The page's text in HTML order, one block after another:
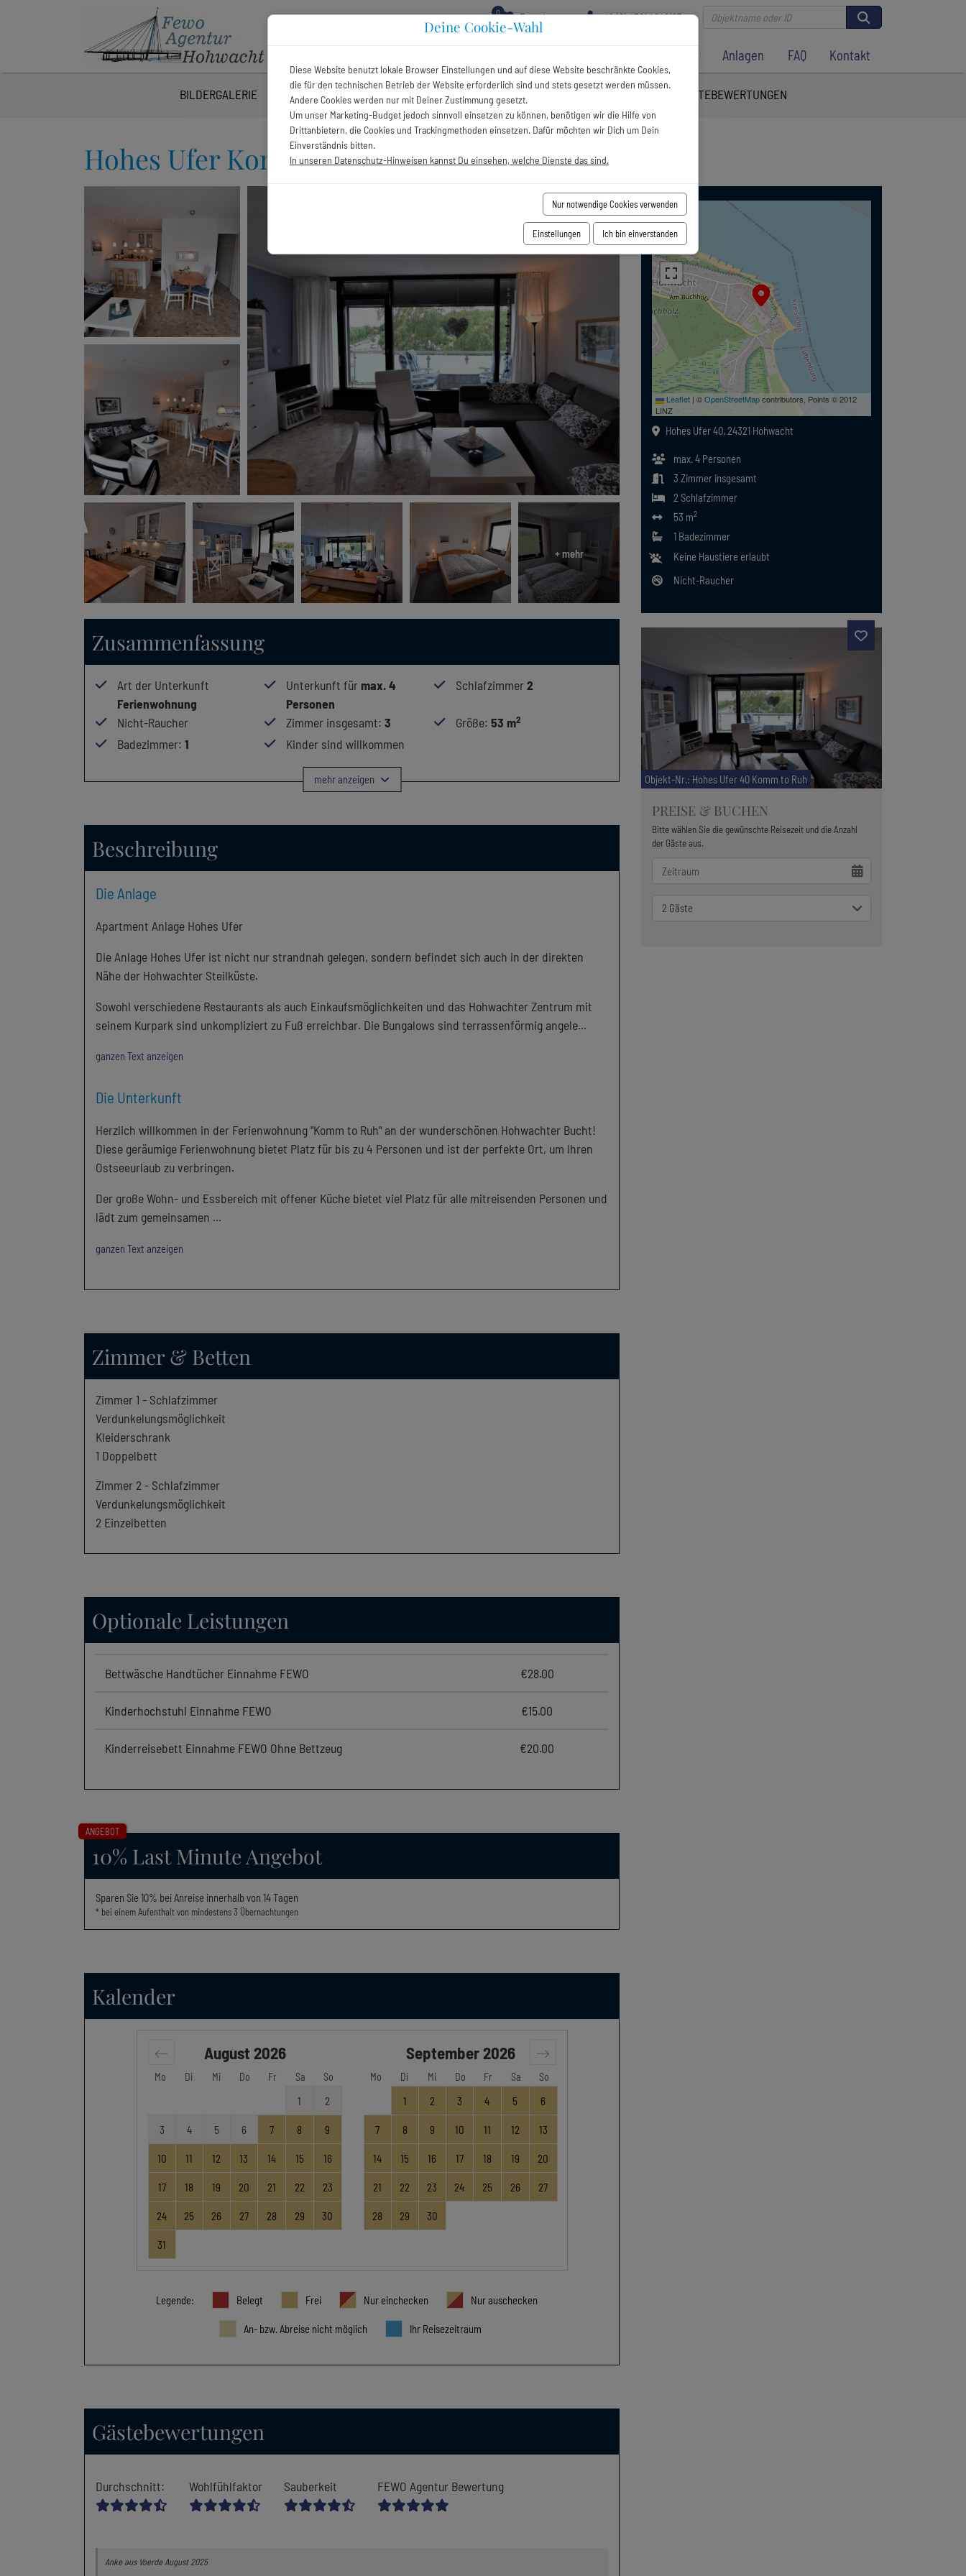
0 Favoriten +49 (0) 4381 4046127
Anlagen FAQ Kontakt
BILDERGALERIE BESCHREIBUNG AUSSTATTUNG ENTFERNUNGEN PREISE GÄSTEBEWERTUNGEN
Hohes Ufer Komm to Ruh
Zusammenfassung
Art der Unterkunft
Ferienwohnung
Unterkunft für max.4
Personen
Schlafzimmer2
Nicht-Raucher Zimmer insgesamt:3 Größe: 53 m2
Badezimmer: 1 Kinder sind willkommen
mehr anzeigen
Beschreibung
Die Anlage
Apartment Anlage Hohes Ufer
Die Anlage Hohes Ufer ist nicht nur strandnah gelegen, sondern befindet sich auch in der direkten
Nähe der Hohwachter Steilküste.
Sowohl verschiedene Restaurants als auch Einkaufsmöglichkeiten und das Hohwachter Zentrum mit
seinem Kurpark sind unkompliziert zu Fuß erreichbar. Die Bungalows sind terrassenförmig angele...
ganzen Text anzeigen
Die Unterkunft
Herzlich willkommen in der Ferienwohnung "Komm to Ruh" an der wunderschönen Hohwachter Bucht!
Diese geräumige Ferienwohnung bietet Platz für bis zu 4 Personen und ist der perfekte Ort, um Ihren
Ostseeurlaub zu verbringen.
Der große Wohn- und Essbereich mit offener Küche bietet viel Platz für alle mitreisenden Personen und
lädt zum gemeinsamen ...
ganzen Text anzeigen
Zimmer & Betten
Zimmer1 - Schlafzimmer
Verdunkelungsmöglichkeit
Kleiderschrank
1 Doppelbett
Zimmer 2 - Schlafzimmer
Verdunkelungsmöglichkeit
2 Einzelbetten
Optionale Leistungen
Bettwäsche Handtücher Einnahme FEWO €28.00
Kinderhochstuhl Einnahme FEWO €15.00
Kinderreisebett Einnahme FEWO Ohne Bettzeug €20.00
10% Last Minute Angebot
Sparen Sie 10% bei Anreise innerhalb von 14 Tagen
* bei einem Aufenthalt von mindestens 3 Übernachtungen
ANGEBOT
Kalender
Mo Di Mi Do Fr Sa So Mo Di Mi Do Fr Sa So
August 2026
1 2
3 4 5 6 7 8 9
10 11 12 13 14 15 16
17 18 19 20 21 22 23
24 25 26 27 28 29 30
31
September2026
1 2 3 4 5 6
7 8 9 10 11 12 13
14 15 16 17 18 19 20
21 22 23 24 25 26 27
28 29 30
Legende: Belegt Frei Nur einchecken Nur auschecken
An- bzw. Abreise nicht möglich Ihr Reisezeitraum
Gästebewertungen
Durchschnitt: Wohlfühlfaktor Sauberkeit FEWO Agentur Bewertung
Ankeaus Voerde August 2025
+
−
Leaflet | ©OpenStreetMapcontributors, Points © 2012
LINZ
Hohes Ufer 40, 24321 Hohwacht
max. 4 Personen
3Zimmer insgesamt
2Schlafzimmer
53 m2
1 Badezimmer
Keine Haustiere erlaubt
Nicht-Raucher
Objekt-Nr.: Hohes Ufer 40 Komm to Ruh
PREISE & BUCHEN
Bitte wählen Sie die gewünschte Reisezeit und die Anzahl
der Gäste aus.
Deine Cookie-Wahl
Diese Website benutzt lokale Browser Einstellungen und auf diese Website beschränkte Cookies,
die für den technischen Betrieb der Website erforderlich sind und stets gesetzt werden müssen.
Andere Cookies werden nur mit Deiner Zustimmung gesetzt.
Um unser Marketing-Budget jedoch sinnvoll einsetzen zu können, benötigen wir die Hilfe von
Drittanbietern, die Cookies und Trackingmethoden einsetzen. Dafür möchten wir Dich um Dein
Einverständnis bitten.
In unseren Datenschutz-Hinweisen kannst Du einsehen, welche Dienste das sind.
Nur notwendige Cookies verwenden
Einstellungen Ich bin einverstanden